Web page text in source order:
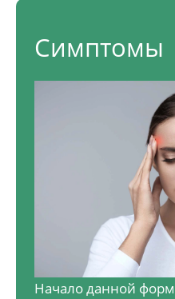
Симптомы
Начало данной